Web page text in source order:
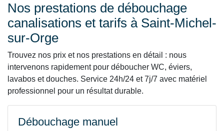
Nos prestations de débouchage
canalisations et tarifs à Saint-Michel-
sur-Orge
Trouvez nos prix et nos prestations en détail : nous
intervenons rapidement pour déboucher WC, éviers,
lavabos et douches. Service 24h/24 et 7j/7 avec matériel
professionnel pour un résultat durable.
Débouchage manuel